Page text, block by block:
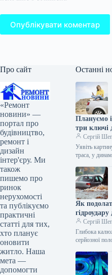
Опублікувати коментар
Про сайт
«Ремонт
новини» —
портал про
будівництво,
ремонт і
дизайн
інтер'єру. Ми
також
пишемо про
ринок
нерухомості
та публікуємо
практичні
статті для тих,
хто планує
оновити
житло. Наша
мета —
допомогти
Останні
Плануємо
три ключі
комфорту
Сергій
Уявіть
траса, у
заради цього
Як
Сергій
Глибока
серйозної
коли
Головною…